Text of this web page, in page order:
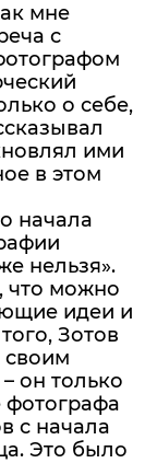
мне
с
о себе,
ими
в этом
начала
нельзя».
что можно
идеи и
Зотов
своим
он только
фотографа
с начала
Это было